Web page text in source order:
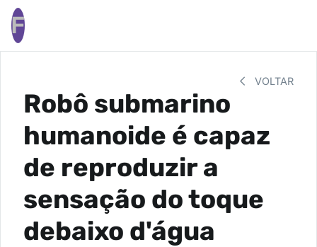
F
VOLTAR
Robô submarino
humanoide é capaz
de reproduzir a
sensação do toque
debaixo d'água